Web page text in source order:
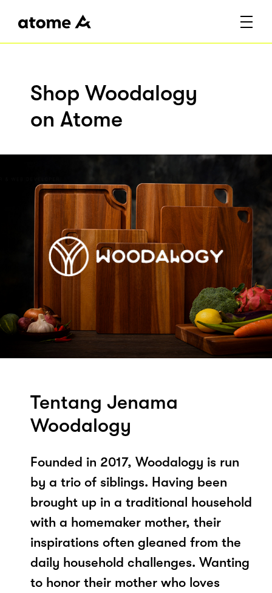
Shop Woodalogy
on Atome
Tentang Jenama
Woodalogy
Founded in 2017, Woodalogy is run
by a trio of siblings. Having been
brought up in a traditional household
with a homemaker mother, their
inspirations often gleaned from the
daily household challenges. Wanting
to honor their mother who loves